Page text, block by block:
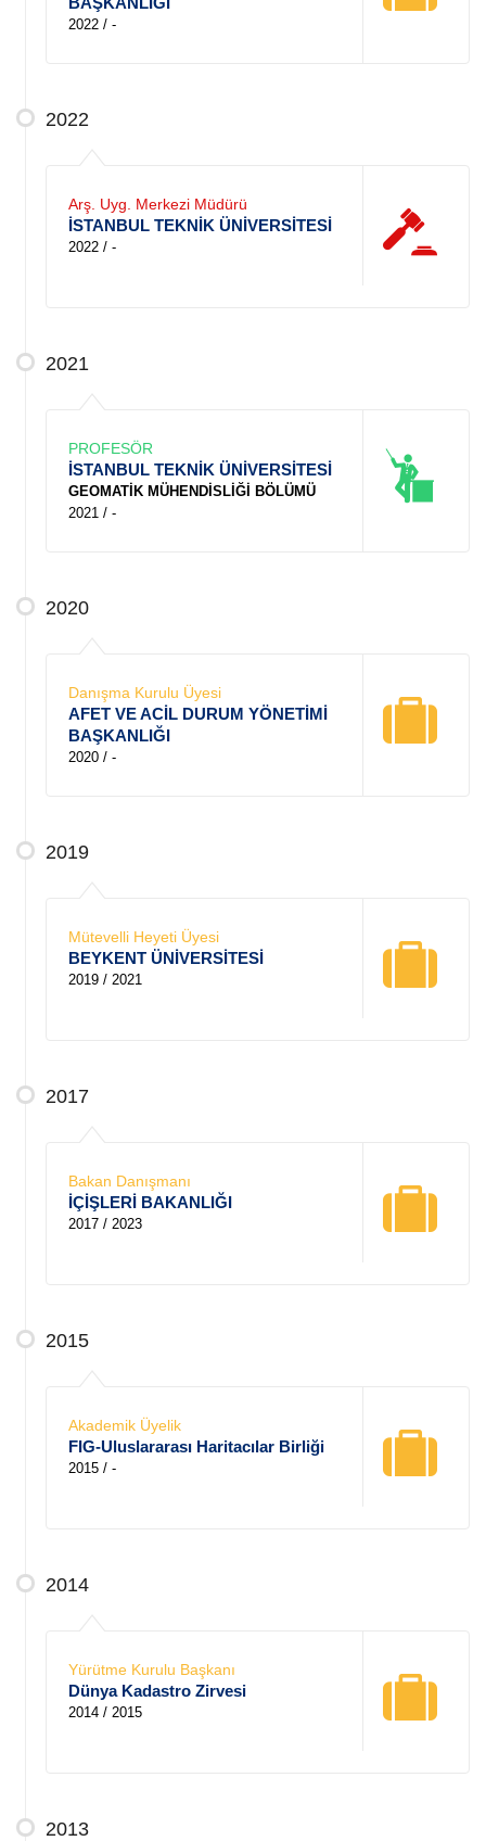
2022 / -
2022
Arş. Uyg. Merkezi Müdürü
İSTANBUL TEKNİK ÜNİVERSİTESİ
2022 / -
2021
PROFESÖR
İSTANBUL TEKNİK ÜNİVERSİTESİ
GEOMATİK MÜHENDİSLİĞİ BÖLÜMÜ
2021 / -
2020
Danışma Kurulu Üyesi
AFET VE ACİL DURUM YÖNETİMİ
BAŞKANLIĞI
2020 / -
2019
Mütevelli Heyeti Üyesi
BEYKENT ÜNİVERSİTESİ
2019 / 2021
2017
Bakan Danışmanı
İÇİŞLERİ BAKANLIĞI
2017 / 2023
2015
Akademik Üyelik
FIG-Uluslararası Haritacılar Birliği
2015 / -
2014
Yürütme Kurulu Başkanı
Dünya Kadastro Zirvesi
2014 / 2015
2013